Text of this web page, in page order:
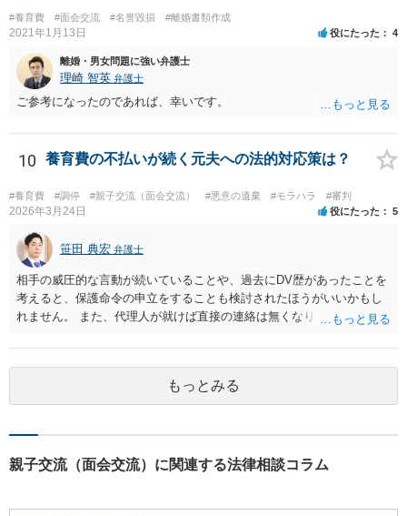
#養育費 #面会交流 #名誉毀損 #離婚書類作成
2021年1月13日 役にたった 4
離婚・男女問題に強い弁護士
理崎 智英 弁護士
ご参考になったのであれば、幸いです。
10 養育費の不払いが続く元夫への法的対応策は？
#養育費 #調停 #親子交流（面会交流） #悪意の遺棄 #モラハラ #審判
2026年3月24日 役にたった 5
笹田 典宏 弁護士
相手の威圧的な言動が続いていることや、過去にDV歴があったことを
考えると、保護命令の申立をすることも検討されたほうがいいかもし
れません。 また、代理人が就けば直接の連絡は無くなりますので、ご
やりとりが相当ご心労になっていると見受けられますので、一度弁護
士や行政の相談窓口にご相談されることをお勧め致します。
もっとみる
親子交流（面会交流）に関連する法律相談コラム